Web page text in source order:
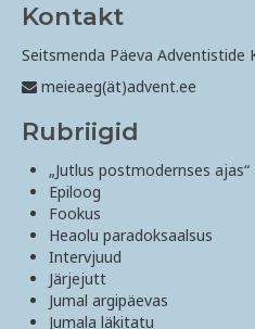
Kontakt
Seitsmenda Päeva Adventistide
meieaeg(ät)advent.ee
Rubriigid
„Jutlus postmodernses
Epiloog
Fookus
Heaolu paradoksaalsus
Intervjuud
Järjejutt
Jumal argipäevas
Jumala läkitatu